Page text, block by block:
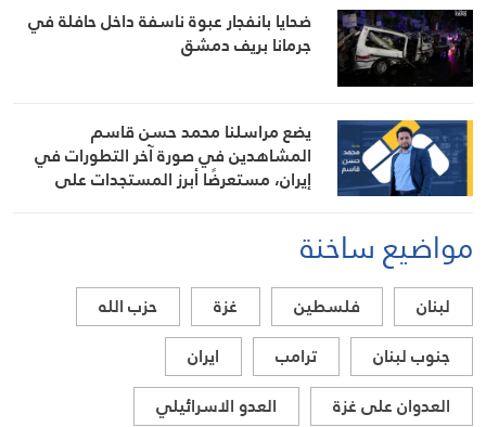
ضحايا بانفجار عبوة ناسفة داخل حافلة في
جرمانا بريف دمشق
يضع مراسلنا محمد حسن قاسم
المشاهدين في صورة آخر التطورات في
إيران، مستعرضًا أبرز المستجدات على
الصلة بالشأنين الداخلي والإقليميمواضيع ساخنة
لبنان فلسطين غزة
حزب الله
جنوب لبنان
ترامب
ايران
العدوان على غزة
العدو الاسرائيلي